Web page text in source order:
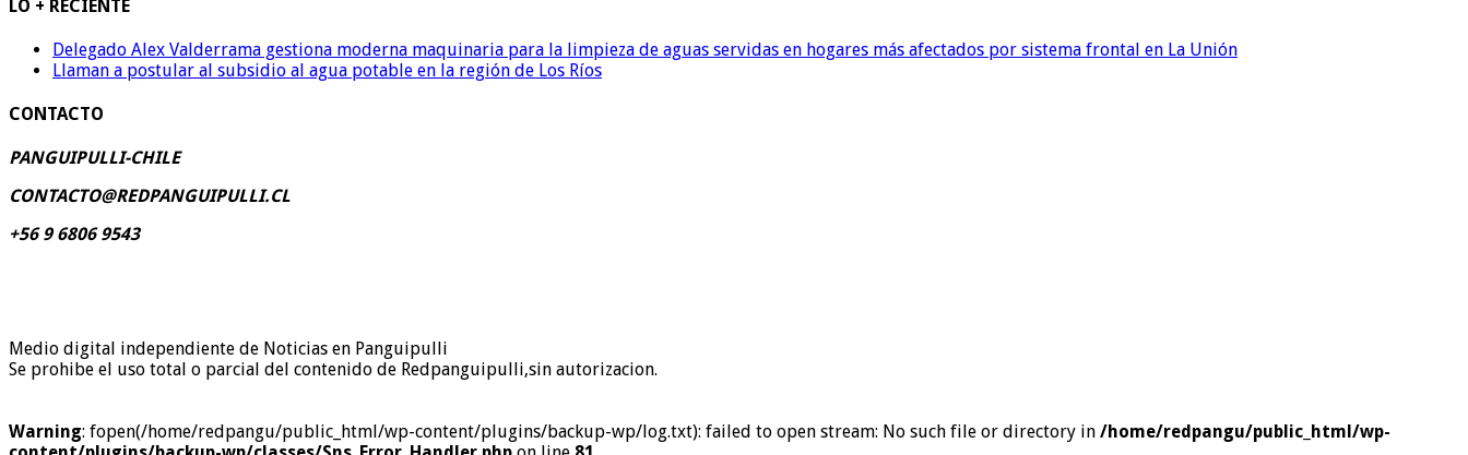
LO + RECIENTE
Delegado Alex Valderrama gestiona moderna maquinaria para la limpieza de aguas servidas en hogares más afectados por sistema frontal en La Unión
Llaman a postular al subsidio al agua potable en la región de Los Ríos
CONTACTO
PANGUIPULLI-CHILE
CONTACTO@REDPANGUIPULLI.CL
+56 9 6806 9543
Medio digital independiente de Noticias en Panguipulli
Se prohibe el uso total o parcial del contenido de Redpanguipulli,sin autorizacion.
Warning: fopen(/home/redpangu/public_html/wp-content/plugins/backup-wp/log.txt): failed to open stream: No such file or directory in /home/redpangu/public_html/wp-